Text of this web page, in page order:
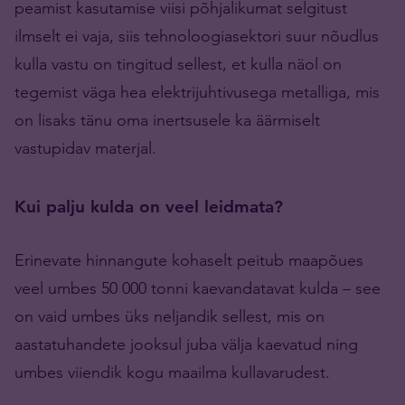
peamist kasutamise viisi põhjalikumat selgitust
ilmselt ei vaja, siis tehnoloogiasektori suur nõudlus
kulla vastu on tingitud sellest, et kulla näol on
tegemist väga hea elektrijuhtivusega metalliga, mis
on lisaks tänu oma inertsusele ka äärmiselt
vastupidav materjal.
Kui palju kulda on veel leidmata?
Erinevate hinnangute kohaselt peitub maapõues
veel umbes 50 000 tonni kaevandatavat kulda – see
on vaid umbes üks neljandik sellest, mis on
aastatuhandete jooksul juba välja kaevatud ning
umbes viiendik kogu maailma kullavarudest.